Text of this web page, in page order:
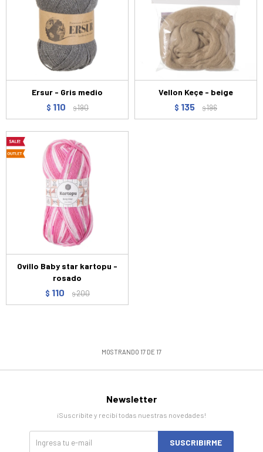
Ersur - Gris medio
$ 110 $190
Vellon Keçe - beige
$ 135 $196
Ovillo Baby star kartopu -
rosado
$ 110 $200
MOSTRANDO 17 DE 17
Newsletter
¡Suscribite y recibí todas nuestras novedades!
SUSCRIBIRME